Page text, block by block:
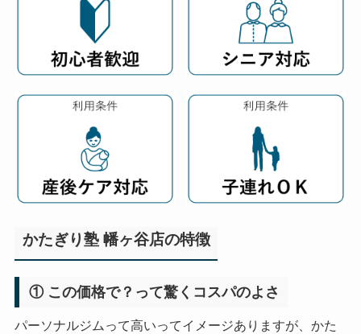
かたぎり塾 幡ヶ谷店の特徴
① この価格で？って驚くコスパのよさ
パーソナルジムって高いってイメージありますが、かた